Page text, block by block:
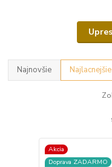
Najnovšie Najlacnejšie
Akcia
Doprava ZADARMO